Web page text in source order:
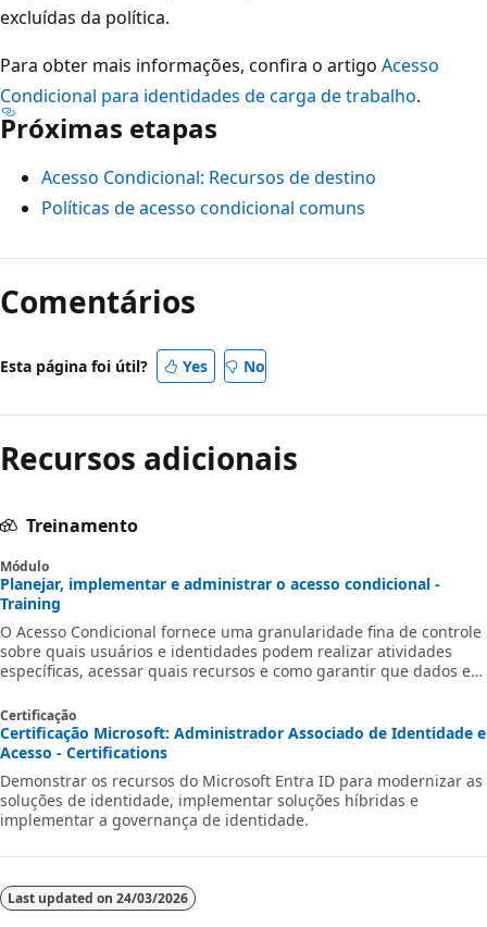
excluídas da política.
Para obter mais informações, confira o artigo Acesso
Condicional para identidades de carga de trabalho.
Próximas etapas
Acesso Condicional: Recursos de destino
Políticas de acesso condicional comuns
Comentários
Esta página foi útil? Yes No
Recursos adicionais
Treinamento
Módulo
Planejar, implementar e administrar o acesso condicional -
Training
O Acesso Condicional fornece uma granularidade fina de controle
sobre quais usuários e identidades podem realizar atividades
específicas, acessar quais recursos e como garantir que dados e
gerenciadas por meio da ID do Agente do Microsoft Entra.
Certificação
Certificação Microsoft: Administrador Associado de Identidade e
Acesso - Certifications
Demonstrar os recursos do Microsoft Entra ID para modernizar as
soluções de identidade, implementar soluções híbridas e
implementar a governança de identidade.
Last updated on 24/03/2026